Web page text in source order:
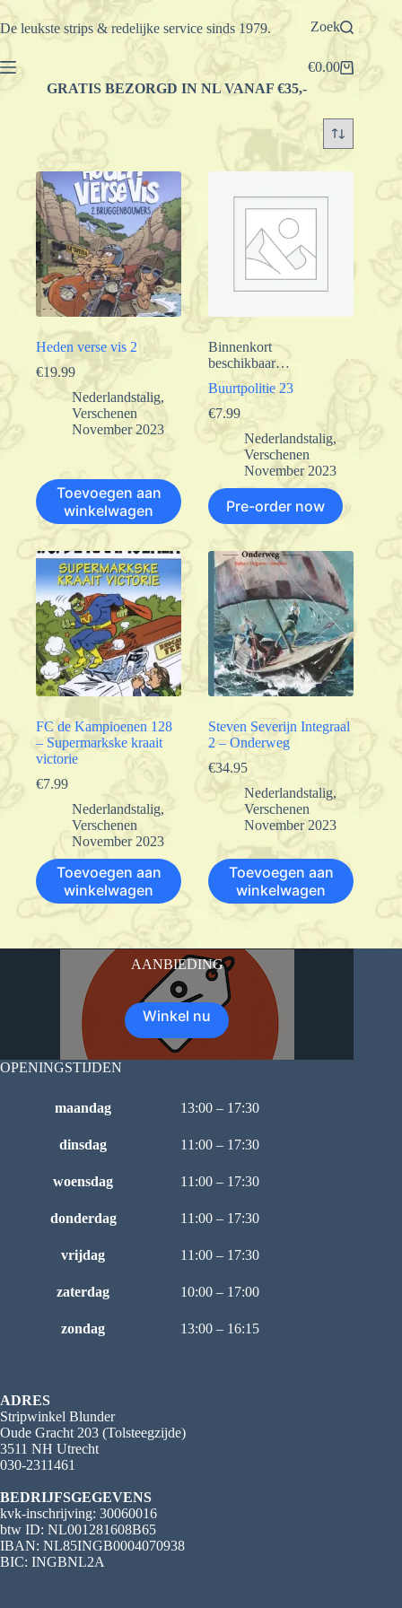
Ga
naar
De leukste strips & redelijke service sinds 1979. Zoek
Winkelwagen
€0.00
GRATIS BEZORGD IN NL VANAF €35,-
Heden verse vis 2
€19.99
Nederlandstalig,
Verschenen
November 2023
Toevoegen aan
winkelwagen
Binnenkort
beschikbaar…
Buurtpolitie 23
€7.99
Nederlandstalig,
Verschenen
November 2023
Pre-order now
FC de Kampioenen 128
– Supermarkske kraait
victorie
€7.99
Nederlandstalig,
Verschenen
November 2023
Toevoegen aan
winkelwagen
Steven Severijn Integraal
2 – Onderweg
€34.95
Nederlandstalig,
Verschenen
November 2023
Toevoegen aan
winkelwagen
AANBIEDING
Winkel nu
OPENINGSTIJDEN
maandag 13:00 – 17:30
dinsdag 11:00 – 17:30
woensdag 11:00 – 17:30
donderdag 11:00 – 17:30
vrijdag 11:00 – 17:30
zaterdag 10:00 – 17:00
zondag 13:00 – 16:15
ADRES
Stripwinkel Blunder
Oude Gracht 203 (Tolsteegzijde)
3511 NH Utrecht
030-2311461
BEDRIJFSGEGEVENS
kvk-inschrijving: 30060016
btw ID: NL001281608B65
IBAN: NL85INGB0004070938
BIC: INGBNL2A